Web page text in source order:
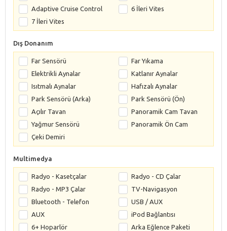
Adaptive Cruise Control
6 İleri Vites
7 İleri Vites
Dış Donanım
Far Sensörü
Far Yıkama
Elektrikli Aynalar
Katlanır Aynalar
Isıtmalı Aynalar
Hafızalı Aynalar
Park Sensörü (Arka)
Park Sensörü (Ön)
Açılır Tavan
Panoramik Cam Tavan
Yağmur Sensörü
Panoramik Ön Cam
Çeki Demiri
Multimedya
Radyo - Kasetçalar
Radyo - CD Çalar
Radyo - MP3 Çalar
TV-Navigasyon
Bluetooth - Telefon
USB / AUX
AUX
iPod Bağlantısı
6+ Hoparlör
Arka Eğlence Paketi